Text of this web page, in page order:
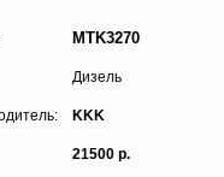
MTK3270
Дизель
KKK
21500 р.